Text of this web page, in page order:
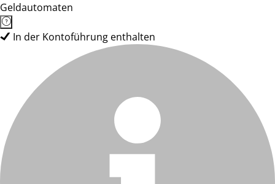
Geldautomaten
In der Kontoführung enthalten